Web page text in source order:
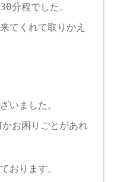
分程でした。
てくれて取りかえ
いました。
お困りごとがあれ
おります。